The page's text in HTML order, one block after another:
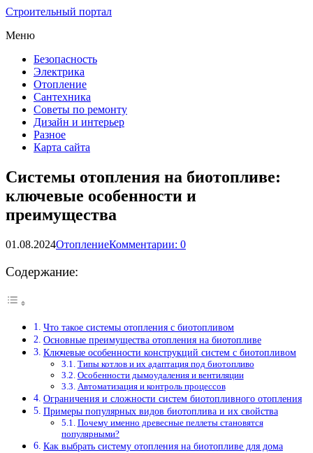
Строительный портал
Меню
Безопасность
Электрика
Отопление
Сантехника
Советы по ремонту
Дизайн и интерьер
Разное
Карта сайта
Системы отопления на биотопливе:
ключевые особенности и
преимущества
01.08.2024ОтоплениеКомментарии: 0
Содержание:
Что такое системы отопления с биотопливом
Основные преимущества отопления на биотопливе
Ключевые особенности конструкций систем с биотопливом
Типы котлов и их адаптация под биотопливо
Особенности дымоудаления и вентиляции
Автоматизация и контроль процессов
Ограничения и сложности систем биотопливного отопления
Примеры популярных видов биотоплива и их свойства
Почему именно древесные пеллеты становятся
популярными?
Как выбрать систему отопления на биотопливе для дома